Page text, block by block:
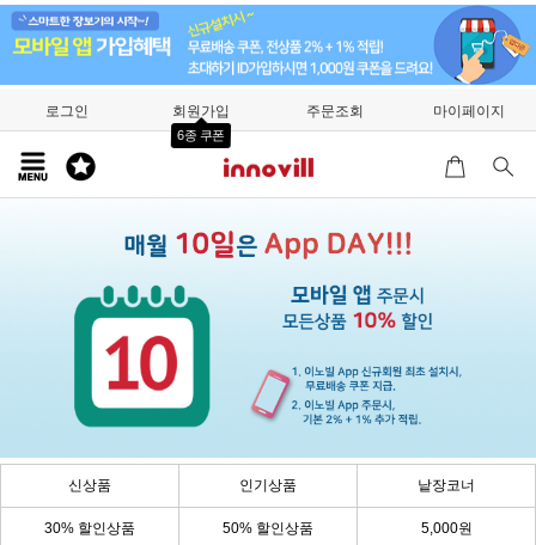
로그인 회원가입
6종 쿠폰
주문조회 마이페이지
신상품 인기상품 낱장코너
30% 할인상품 50% 할인상품 5,000원